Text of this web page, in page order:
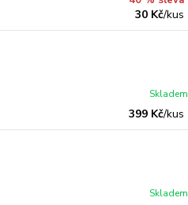
30 Kč/kus
399 Kč/kus
Skladem
Skladem